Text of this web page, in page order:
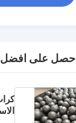
احصل على